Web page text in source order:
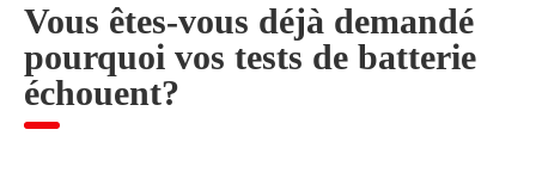
Vous êtes-vous déjà demandé
pourquoi vos tests de batterie
échouent?